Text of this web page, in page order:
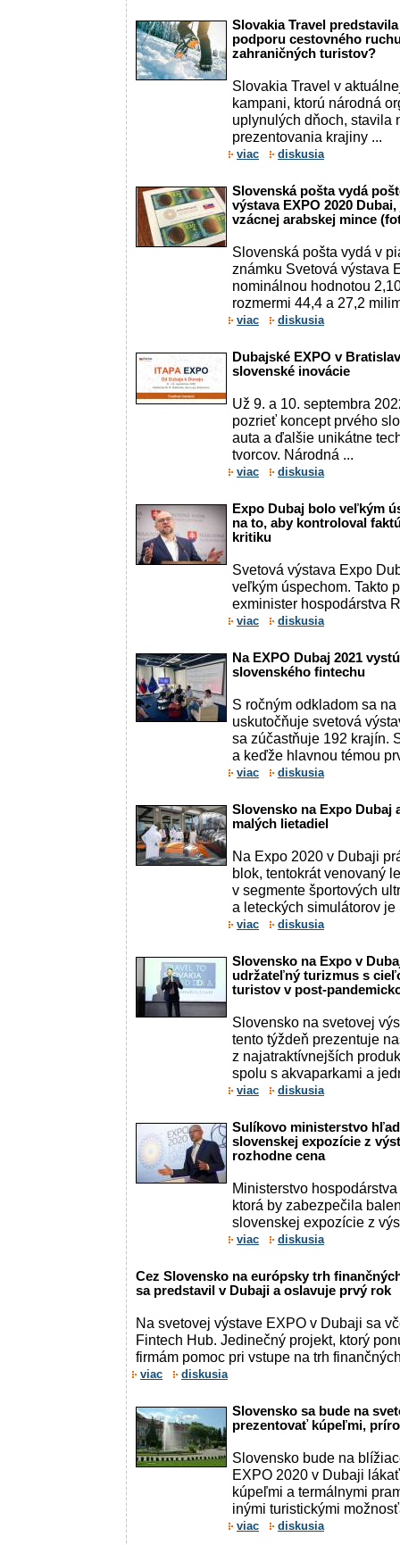
Slovakia Travel
podporu cestovného
zahraničných turistov?
Slovakia Travel v
kampani, ktorú národná
uplynulých dňoch, stavila
prezentovania krajiny ...
viac diskusia
Slovenská pošta vydá
výstava EXPO 2020
vzácnej arabskej mince
Slovenská pošta vydá v
známku Svetová výstava
nominálnou hodnotou
rozmermi 44,4 a 27,2
viac diskusia
Dubajské EXPO v
slovenské inovácie
Už 9. a 10. septembra
pozrieť koncept prvého
auta a ďalšie unikátne
tvorcov. Národná ...
viac diskusia
Expo Dubaj bolo veľkým
na to, aby kontroloval
kritiku
Svetová výstava Expo
veľkým úspechom. Takto
exminister hospodárstva
viac diskusia
Na EXPO Dubaj 2021
slovenského fintechu
S ročným odkladom sa
uskutočňuje svetová
sa zúčastňuje 192 krajín.
a keďže hlavnou témou
viac diskusia
Slovensko na Expo Dubaj
malých lietadiel
Na Expo 2020 v Dubaji
blok, tentokrát venovaný
v segmente športových
a leteckých simulátorov je
viac diskusia
Slovensko na Expo v
udržateľný turizmus s
turistov v post-
Slovensko na svetovej
tento týždeň prezentuje
z najatraktívnejších
spolu s akvaparkami a
viac diskusia
Sulíkovo ministerstvo
slovenskej expozície z
rozhodne cena
Ministerstvo
ktorá by zabezpečila
slovenskej expozície z
viac diskusia
Cez Slovensko na európsky trh
sa predstavil v Dubaji a oslavuje prvý rok
Na svetovej výstave EXPO v Dubaji sa
Fintech Hub. Jedinečný projekt, ktorý
firmám pomoc pri vstupe na trh
viac diskusia
Slovensko sa bude na
prezentovať kúpeľmi,
Slovensko bude na
EXPO 2020 v Dubaji
kúpeľmi a termálnymi
inými turistickými
viac diskusia